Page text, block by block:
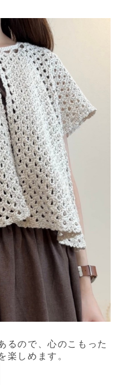
るので、心のこもった
楽しめます。